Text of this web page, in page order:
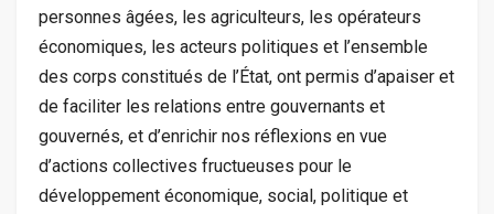
personnes âgées, les agriculteurs, les opérateurs
économiques, les acteurs politiques et l’ensemble
des corps constitués de l’État, ont permis d’apaiser et
de faciliter les relations entre gouvernants et
gouvernés, et d’enrichir nos réflexions en vue
d’actions collectives fructueuses pour le
développement économique, social, politique et